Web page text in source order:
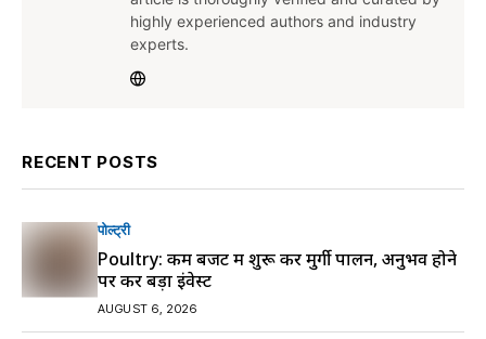
highly experienced authors and industry
experts.
RECENT POSTS
पोल्ट्री
Poultry: कम बजट में शुरू करें मुर्गी पालन, अनुभव होने
पर करें बड़ा इंवेस्ट
AUGUST 6, 2026